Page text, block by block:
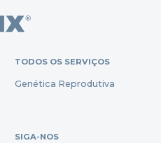
TODOS OS SERVIÇOS
Genética Reprodutiva
SIGA-NOS